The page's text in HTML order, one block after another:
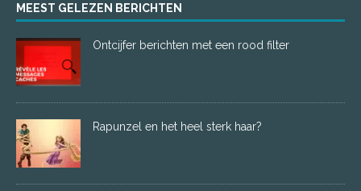
MEEST GELEZEN BERICHTEN
Ontcijfer berichten met een rood filter
Rapunzel en het heel sterk haar?